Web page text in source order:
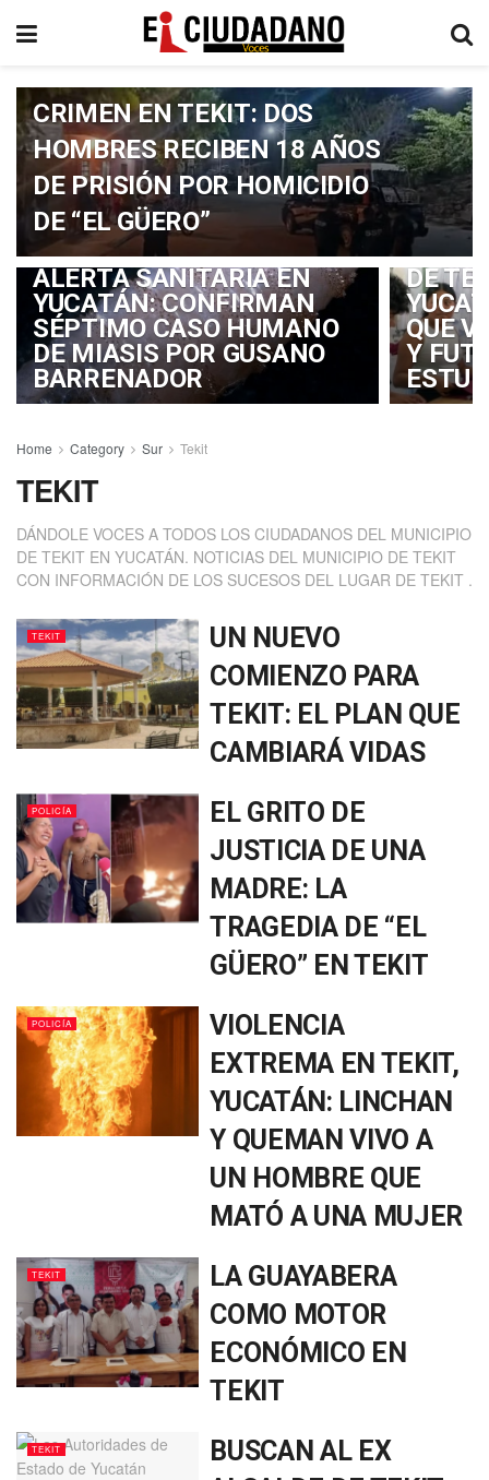
CRIMEN EN TEKIT: DOS
HOMBRES RECIBEN 18 AÑOS
DE PRISIÓN POR HOMICIDIO
DE “EL GÜERO”
ALERTA SANITARIA EN
YUCATÁN: CONFIRMAN
SÉPTIMO CASO HUMANO
DE MIASIS POR GUSANO
BARRENADOR
DE
QUE
Y
Home Category Sur Tekit
TEKIT
DÁNDOLE VOCES A TODOS LOS CIUDADANOS DEL MUNICIPIO
DE TEKIT EN YUCATÁN. NOTICIAS DEL MUNICIPIO DE TEKIT
CON INFORMACIÓN DE LOS SUCESOS DEL LUGAR DE TEKIT .
TEKIT
UN NUEVO
COMIENZO PARA
TEKIT: EL PLAN QUE
CAMBIARÁ VIDAS
POLICÍA
EL GRITO DE
JUSTICIA DE UNA
MADRE: LA
TRAGEDIA DE “EL
GÜERO” EN TEKIT
POLICÍA
VIOLENCIA
EXTREMA EN TEKIT,
YUCATÁN: LINCHAN
Y QUEMAN VIVO A
UN HOMBRE QUE
MATÓ A UNA MUJER
TEKIT
LA GUAYABERA
COMO MOTOR
ECONÓMICO EN
TEKIT
TEKIT
BUSCAN AL EX